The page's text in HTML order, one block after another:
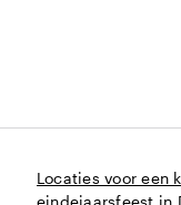
Locaties voor een
eindejaarsfeest in